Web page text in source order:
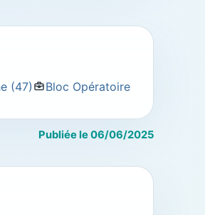
(47) Bloc Opératoire
Publiée le 06/06/2025